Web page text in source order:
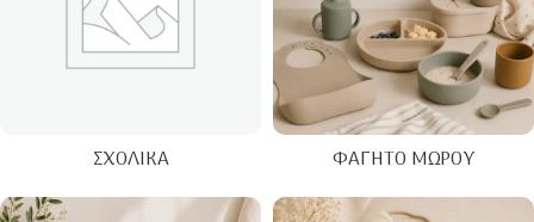
ΣΧΟΛΙΚΆ ΦΑΓΗΤΌ ΜΩΡΟΎ